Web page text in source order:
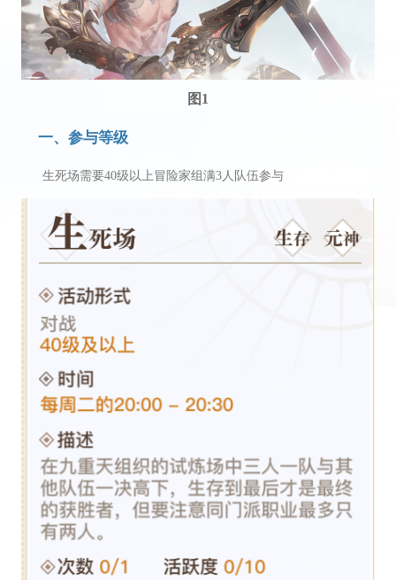
图1
一、参与等级
生死场需要40级以上冒险家组满3人队伍参与